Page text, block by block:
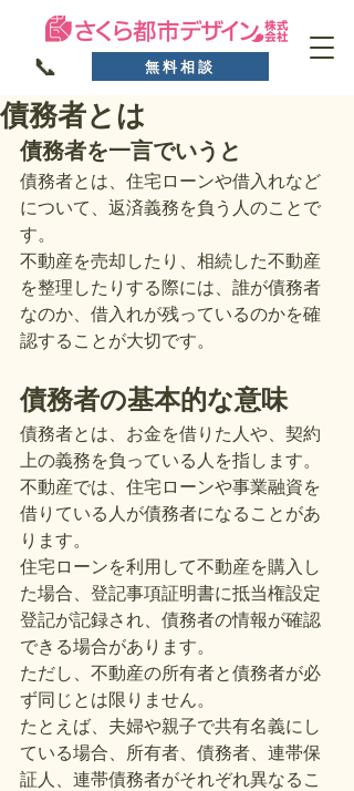
📞 無料相談
債務者とは
債務者を一言でいうと
債務者とは、住宅ローンや借入れなど
について、返済義務を負う人のことで
す。
不動産を売却したり、相続した不動産
を整理したりする際には、誰が債務者
なのか、借入れが残っているのかを確
認することが大切です。
債務者の基本的な意味
債務者とは、お金を借りた人や、契約
上の義務を負っている人を指します。
不動産では、住宅ローンや事業融資を
借りている人が債務者になることがあ
ります。
住宅ローンを利用して不動産を購入し
た場合、登記事項証明書に抵当権設定
登記が記録され、債務者の情報が確認
できる場合があります。
ただし、不動産の所有者と債務者が必
ず同じとは限りません。
たとえば、夫婦や親子で共有名義にし
ている場合、所有者、債務者、連帯保
証人、連帯債務者がそれぞれ異なるこ